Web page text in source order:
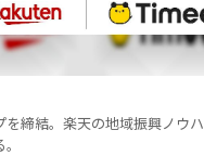
締結。楽天の地域振興ノウハ